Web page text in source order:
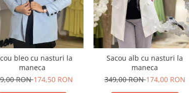
bleo cu nasturi la
maneca
RON174,50 RON
Sacou alb cu nasturi la
maneca
349,00 RON174,00 RON